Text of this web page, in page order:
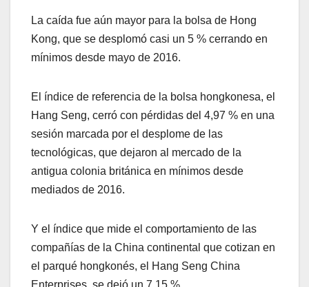
La caída fue aún mayor para la bolsa de Hong
Kong, que se desplomó casi un 5 % cerrando en
mínimos desde mayo de 2016.
El índice de referencia de la bolsa hongkonesa, el
Hang Seng, cerró con pérdidas del 4,97 % en una
sesión marcada por el desplome de las
tecnológicas, que dejaron al mercado de la
antigua colonia británica en mínimos desde
mediados de 2016.
Y el índice que mide el comportamiento de las
compañías de la China continental que cotizan en
el parqué hongkonés, el Hang Seng China